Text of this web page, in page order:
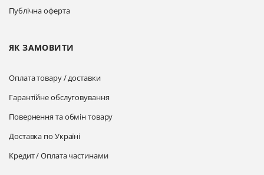
Публічна оферта
ЯК ЗАМОВИТИ
Оплата товару / доставки
Гарантійне обслуговування
Повернення та обмін товару
Доставка по Україні
Кредит / Оплата частинами